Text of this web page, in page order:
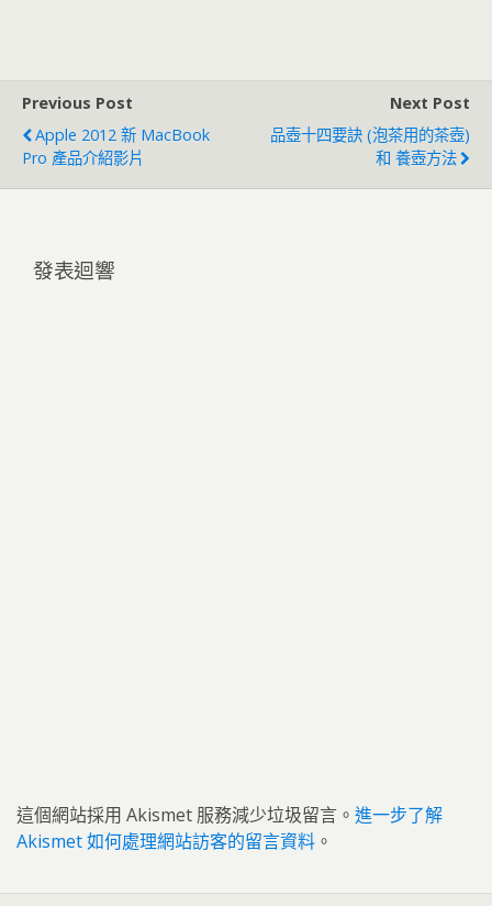
Previous Post
Apple 2012 新 MacBook
Pro 產品介紹影片
Next Post
品壺十四要訣 (泡茶用的茶壺)
和 養壺方法
發表迴響
這個網站採用 Akismet 服務減少垃圾留言。 進一步了解
Akismet 如何處理網站訪客的留言資料 。